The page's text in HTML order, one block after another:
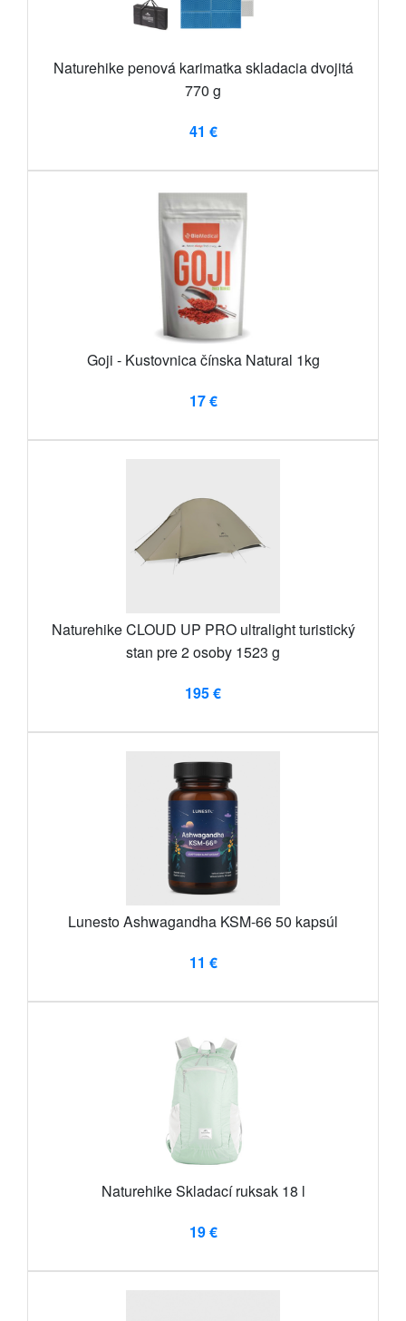
Naturehike penová karimatka skladacia dvojitá
770 g
41 €
Goji - Kustovnica čínska Natural 1kg
17 €
Naturehike CLOUD UP PRO ultralight turistický
stan pre 2 osoby 1523 g
195 €
Lunesto Ashwagandha KSM-66 50 kapsúl
11 €
Naturehike Skladací ruksak 18 l
19 €